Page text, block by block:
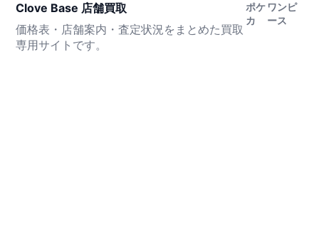
Clove Base 店舗買取
価格表・店舗案内・査定状況をまとめた買取
専用サイトです。
ポケ
カ
ワンピ
ース